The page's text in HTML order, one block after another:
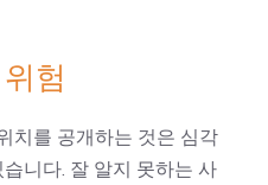
험
치를 공개하는 것은 심각
니다. 잘 알지 못하는 사